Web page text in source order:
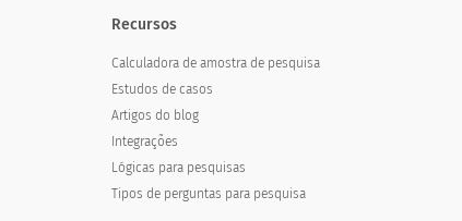
Recursos
Calculadora de amostra de pesquisa
Estudos de casos
Artigos do blog
Integrações
Lógicas para pesquisas
Tipos de perguntas para pesquisa